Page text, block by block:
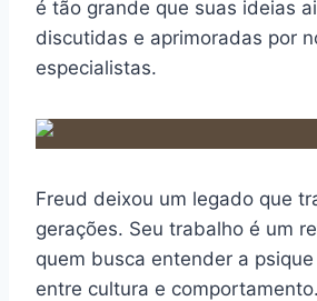
é tão grande que suas ideias
discutidas e aprimoradas por
especialistas.
Freud deixou um legado que
gerações. Seu trabalho é um
quem busca entender a
entre cultura e